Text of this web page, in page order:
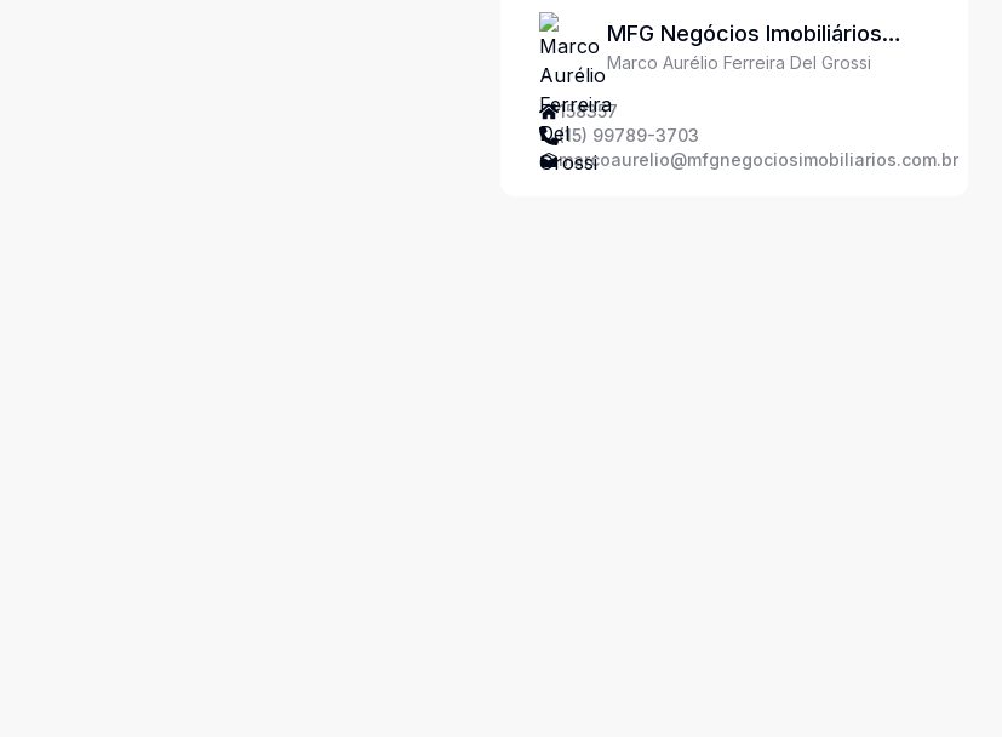
MFG Negócios Imobiliários
Ltda
Marco Aurélio Ferreira Del Grossi
158357
(15) 99789-3703
marcoaurelio@mfgnegociosimobiliarios.com.br